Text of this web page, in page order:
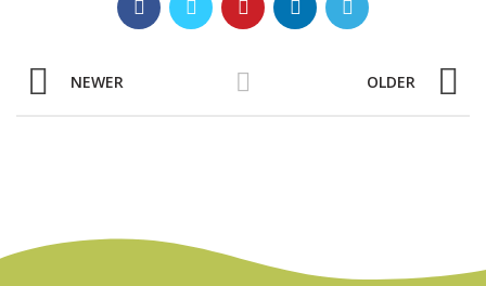
NEWER OLDER